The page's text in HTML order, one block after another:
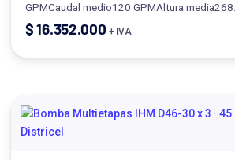
GPMCaudal medio120 GPMAltura media268…
$16.352.000 + IVA